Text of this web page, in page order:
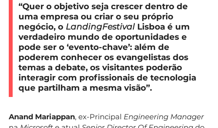
“Quer o objetivo seja crescer dentro de
uma empresa ou criar o seu próprio
negócio, o LandingFestivalLisboa é um
verdadeiro mundo de oportunidades e
pode ser o ‘evento-chave’: além de
poderem conhecer os evangelistas dos
temas a debate, os visitantes poderão
interagir com profissionais de tecnologia
que partilham a mesma visão”.
Anand Mariappan, ex-Principal Engineering Manager